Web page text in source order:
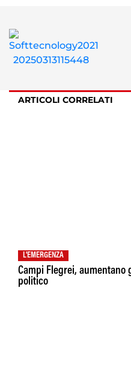
ARTICOLI CORRELATI
L'EMERGENZA
Campi Flegrei,
politico